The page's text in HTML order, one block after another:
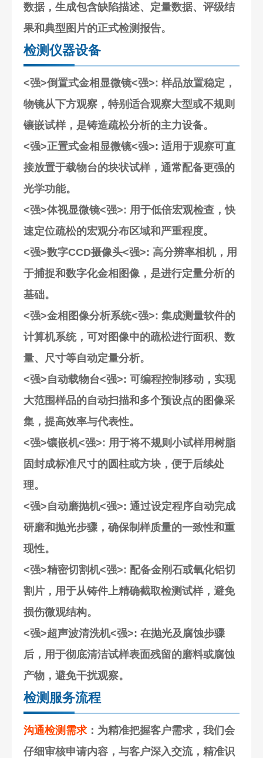
数据，生成包含缺陷描述、定量数据、评级结
果和典型图片的正式检测报告。
检测仪器设备
<强>倒置式金相显微镜<强>: 样品放置稳定，
物镜从下方观察，特别适合观察大型或不规则
镶嵌试样，是铸造疏松分析的主力设备。
<强>正置式金相显微镜<强>: 适用于观察可直
接放置于载物台的块状试样，通常配备更强的
光学功能。
<强>体视显微镜<强>: 用于低倍宏观检查，快
速定位疏松的宏观分布区域和严重程度。
<强>数字CCD摄像头<强>: 高分辨率相机，用
于捕捉和数字化金相图像，是进行定量分析的
基础。
<强>金相图像分析系统<强>: 集成测量软件的
计算机系统，可对图像中的疏松进行面积、数
量、尺寸等自动定量分析。
<强>自动载物台<强>: 可编程控制移动，实现
大范围样品的自动扫描和多个预设点的图像采
集，提高效率与代表性。
<强>镶嵌机<强>: 用于将不规则小试样用树脂
固封成标准尺寸的圆柱或方块，便于后续处
理。
<强>自动磨抛机<强>: 通过设定程序自动完成
研磨和抛光步骤，确保制样质量的一致性和重
现性。
<强>精密切割机<强>: 配备金刚石或氧化铝切
割片，用于从铸件上精确截取检测试样，避免
损伤微观结构。
<强>超声波清洗机<强>: 在抛光及腐蚀步骤
后，用于彻底清洁试样表面残留的磨料或腐蚀
产物，避免干扰观察。
检测服务流程
沟通检测需求 ：为精准把握客户需求，我们会
仔细审核申请内容，与客户深入交流，精准识